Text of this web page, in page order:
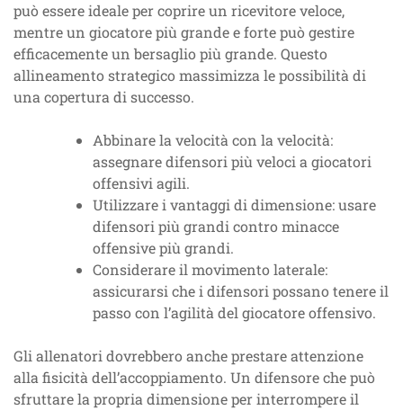
può essere ideale per coprire un ricevitore veloce,
mentre un giocatore più grande e forte può gestire
efficacemente un bersaglio più grande. Questo
allineamento strategico massimizza le possibilità di
una copertura di successo.
Abbinare la velocità con la velocità:
assegnare difensori più veloci a giocatori
offensivi agili.
Utilizzare i vantaggi di dimensione: usare
difensori più grandi contro minacce
offensive più grandi.
Considerare il movimento laterale:
assicurarsi che i difensori possano tenere il
passo con l’agilità del giocatore offensivo.
Gli allenatori dovrebbero anche prestare attenzione
alla fisicità dell’accoppiamento. Un difensore che può
sfruttare la propria dimensione per interrompere il